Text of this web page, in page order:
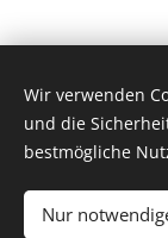
Wir verwenden
und die
bestmögliche
Nur